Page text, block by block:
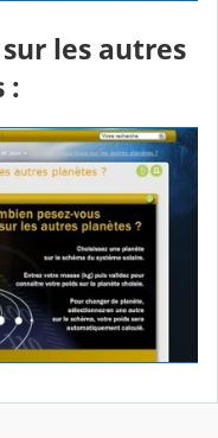
les autres
: